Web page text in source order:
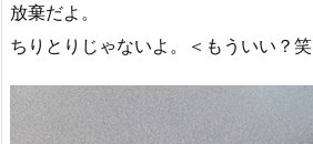
放棄だよ。
ちりとりじゃないよ。＜もういい？笑